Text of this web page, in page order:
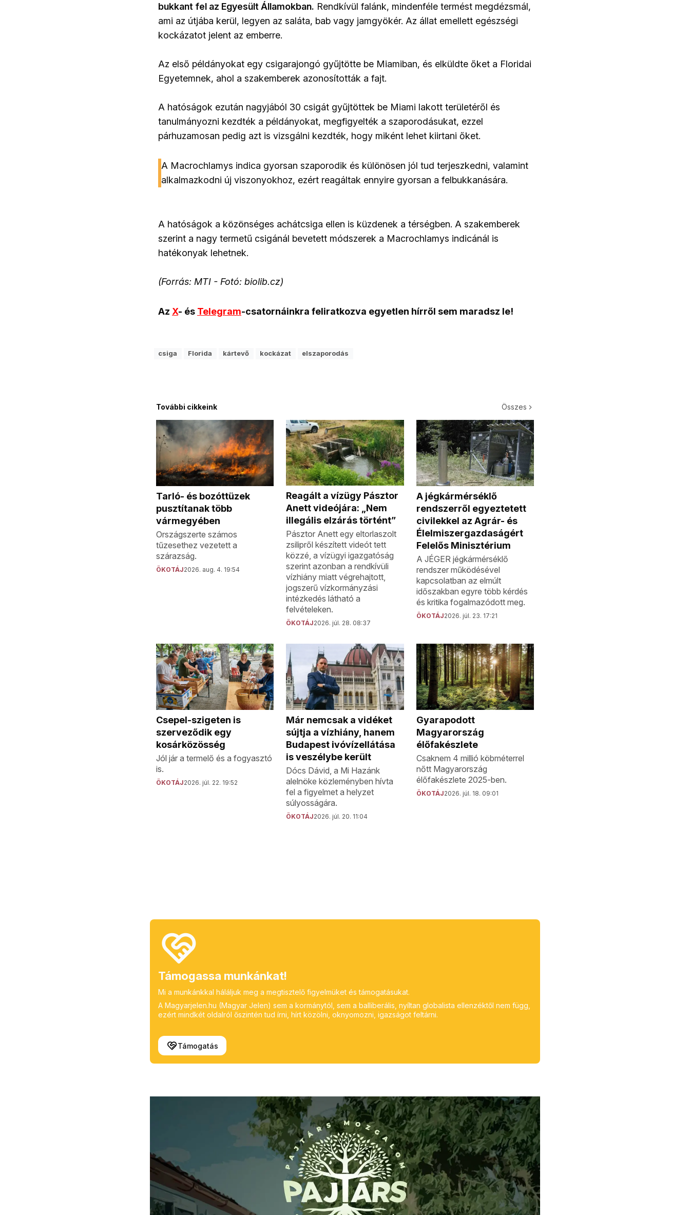
bukkant fel az Egyesült Államokban. Rendkívül falánk, mindenféle termést megdézsmál,
ami az útjába kerül, legyen az saláta, bab vagy jamgyökér. Az állat emellett egészségi
kockázatot jelent az emberre.
Az első példányokat egy csigarajongó gyűjtötte be Miamiban, és elküldte őket a Floridai
Egyetemnek, ahol a szakemberek azonosították a fajt.
A hatóságok ezután nagyjából 30 csigát gyűjtöttek be Miami lakott területéről és
tanulmányozni kezdték a példányokat, megfigyelték a szaporodásukat, ezzel
párhuzamosan pedig azt is vizsgálni kezdték, hogy miként lehet kiirtani őket.
A Macrochlamys indica gyorsan szaporodik és különösen jól tud terjeszkedni, valamint
alkalmazkodni új viszonyokhoz, ezért reagáltak ennyire gyorsan a felbukkanására.
A hatóságok a közönséges achátcsiga ellen is küzdenek a térségben. A szakemberek
szerint a nagy termetű csigánál bevetett módszerek a Macrochlamys indicánál is
hatékonyak lehetnek.
(Forrás: MTI - Fotó: biolib.cz)
Az X- és Telegram-csatornáinkra feliratkozva egyetlen hírről sem maradsz le!
csiga Florida kártevő kockázat elszaporodás
További cikkeink Összes
Tarló- és bozóttüzek
pusztítanak több
vármegyében
Országszerte számos
tűzesethez vezetett a
szárazság.
ÖKOTÁJ2026. aug. 4. 19:54
Reagált a vízügy Pásztor
Anett videójára: „Nem
illegális elzárás történt”
Pásztor Anett egy eltorlaszolt
zsilipről készített videót tett
közzé, a vízügyi igazgatóság
szerint azonban a rendkívüli
vízhiány miatt végrehajtott,
jogszerű vízkormányzási
intézkedés látható a
felvételeken.
ÖKOTÁJ2026. júl. 28. 08:37
A jégkármérséklő
rendszerről egyeztetett
civilekkel az Agrár- és
Élelmiszergazdaságért
Felelős Minisztérium
A JÉGER jégkármérséklő
rendszer működésével
kapcsolatban az elmúlt
időszakban egyre több kérdés
és kritika fogalmazódott meg.
ÖKOTÁJ2026. júl. 23. 17:21
Csepel-szigeten is
szerveződik egy
kosárközösség
Jól jár a termelő és a fogyasztó
is.
ÖKOTÁJ2026. júl. 22. 19:52
Már nemcsak a vidéket
sújtja a vízhiány, hanem
Budapest ivóvízellátása
is veszélybe került
Dócs Dávid, a Mi Hazánk
alelnöke közleményben hívta
fel a figyelmet a helyzet
súlyosságára.
ÖKOTÁJ2026. júl. 20. 11:04
Gyarapodott
Magyarország
élőfakészlete
Csaknem 4 millió köbméterrel
nőtt Magyarország
élőfakészlete 2025-ben.
ÖKOTÁJ2026. júl. 18. 09:01
Támogassa munkánkat!
Mi a munkánkkal háláljuk meg a megtisztelő figyelmüket és támogatásukat.
A Magyarjelen.hu (Magyar Jelen) sem a kormánytól, sem a balliberális, nyíltan globalista ellenzéktől nem függ,
ezért mindkét oldalról őszintén tud írni, hírt közölni, oknyomozni, igazságot feltárni.
Támogatás